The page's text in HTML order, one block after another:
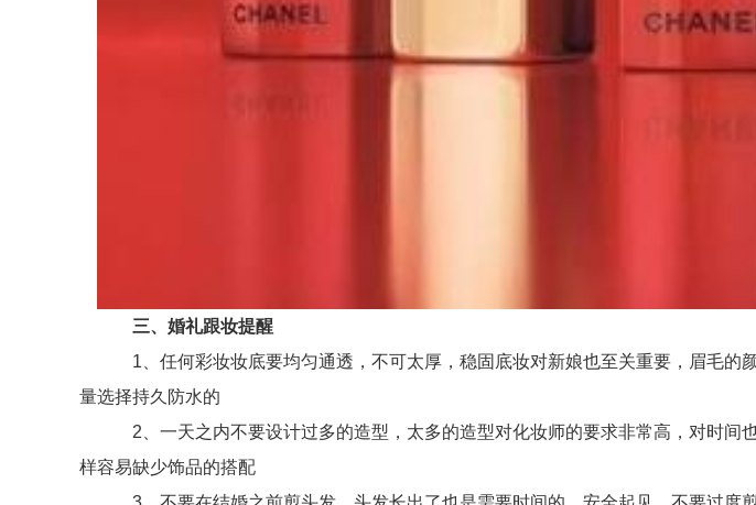
三、婚礼跟妆提醒
1、任何彩妆妆底要均匀通透，不可太厚，稳固底妆对新娘也至关重要，眉毛的
量选择持久防水的
2、一天之内不要设计过多的造型，太多的造型对化妆师的要求非常高，对时间
样容易缺少饰品的搭配